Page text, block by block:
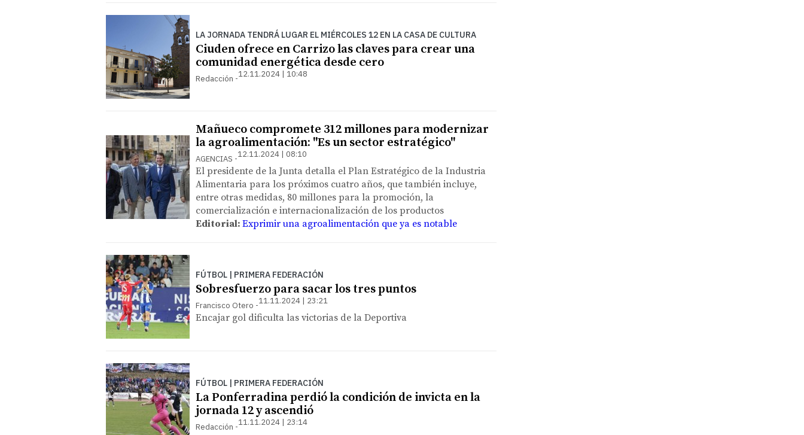
LA JORNADA TENDRÁ LUGAR EL MIÉRCOLES 12 EN LA CASA DE CULTURA
Ciuden ofrece en Carrizo las claves para crear una
comunidad energética desde cero
Redacción 12.11.2024 | 10:48
Mañueco compromete 312 millones para modernizar
la agroalimentación: "Es un sector estratégico"
AGENCIAS 12.11.2024 | 08:10
El presidente de la Junta detalla el Plan Estratégico de la Industria
Alimentaria para los próximos cuatro años, que también incluye,
entre otras medidas, 80 millones para la promoción, la
comercialización e internacionalización de los productos
Editorial: Exprimir una agroalimentación que ya es notable
FÚTBOL | PRIMERA FEDERACIÓN
Sobresfuerzo para sacar los tres puntos
Francisco Otero 11.11.2024 | 23:21
Encajar gol dificulta las victorias de la Deportiva
FÚTBOL | PRIMERA FEDERACIÓN
La Ponferradina perdió la condición de invicta en la
jornada 12 y ascendió
Redacción 11.11.2024 | 23:14